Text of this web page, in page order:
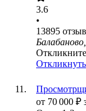
3.6
•
13895
от 70 000 ₽